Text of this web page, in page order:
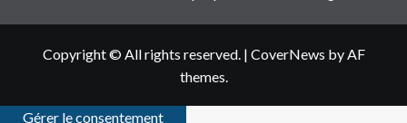
Copyright © All rights reserved. | CoverNews by AF
themes.
Gérer le consentement